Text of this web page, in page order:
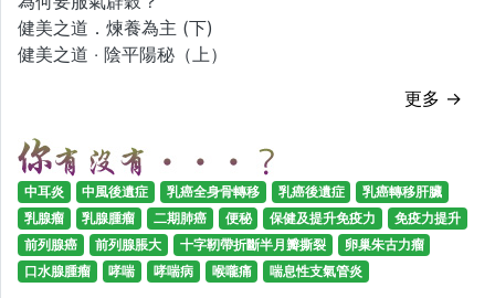
健美之道．煉養為主 (下)
健美之道 ‧ 陰平陽秘（上）
更多 →
中耳炎 中風後遺症 乳癌全身骨轉移 乳癌後遺症
乳癌轉移肝臟
乳腺瘤
乳腺腫瘤 二期肺癌 便秘 保健及提升免疫力
免疫力提升
前列腺癌
前列腺脹大 十字靭帶折斷半月瓣撕裂
卵巢朱古力瘤
口水腺腫瘤
哮喘 哮喘病 喉嚨痛 喘息性支氣管炎